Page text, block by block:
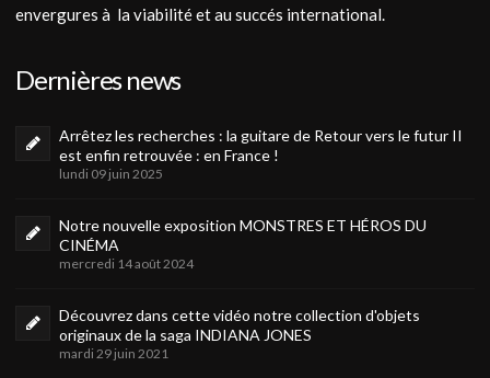
envergures à la viabilité et au succés international.
Dernières news
Arrêtez les recherches : la guitare de Retour vers le futur II
est enfin retrouvée : en France !
lundi 09 juin 2025
Notre nouvelle exposition MONSTRES ET HÉROS DU
CINÉMA
mercredi 14 août 2024
Découvrez dans cette vidéo notre collection d'objets
originaux de la saga INDIANA JONES
mardi 29 juin 2021